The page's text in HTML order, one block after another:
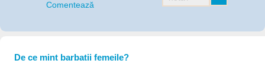
Comentează
De ce mint barbatii femeile?